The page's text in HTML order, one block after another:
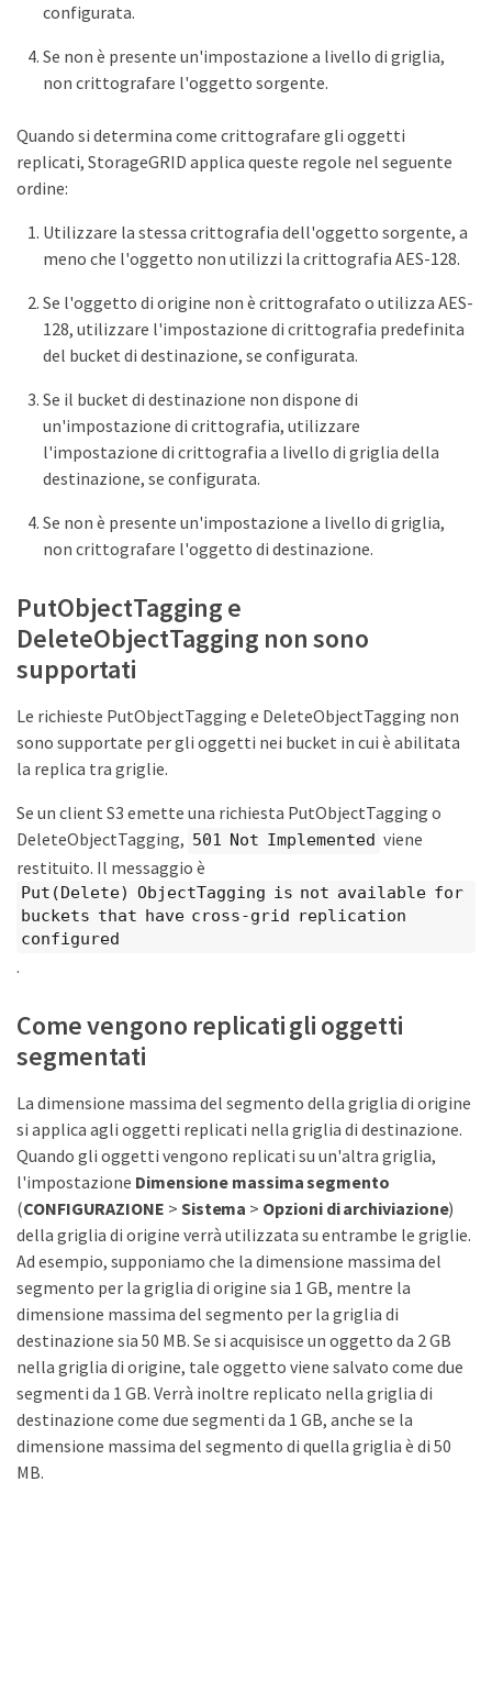
configurata.
Se non è presente un'impostazione a livello di griglia,
non crittografare l'oggetto sorgente.
Quando si determina come crittografare gli oggetti
replicati, StorageGRID applica queste regole nel seguente
ordine:
Utilizzare la stessa crittografia dell'oggetto sorgente, a
meno che l'oggetto non utilizzi la crittografia AES-128.
Se l'oggetto di origine non è crittografato o utilizza AES-
128, utilizzare l'impostazione di crittografia predefinita
del bucket di destinazione, se configurata.
Se il bucket di destinazione non dispone di
un'impostazione di crittografia, utilizzare
l'impostazione di crittografia a livello di griglia della
destinazione, se configurata.
Se non è presente un'impostazione a livello di griglia,
non crittografare l'oggetto di destinazione.
PutObjectTagging e
DeleteObjectTagging non sono
supportati
Le richieste PutObjectTagging e DeleteObjectTagging non
sono supportate per gli oggetti nei bucket in cui è abilitata
la replica tra griglie.
Se un client S3 emette una richiesta PutObjectTagging o
DeleteObjectTagging, 501 Not Implemented viene
restituito. Il messaggio è
Put(Delete) ObjectTagging is not available for
buckets that have cross-grid replication
configured
.
Come vengono replicati gli oggetti
segmentati
La dimensione massima del segmento della griglia di origine
si applica agli oggetti replicati nella griglia di destinazione.
Quando gli oggetti vengono replicati su un'altra griglia,
l'impostazione Dimensione massima segmento
(CONFIGURAZIONE > Sistema > Opzioni di archiviazione)
della griglia di origine verrà utilizzata su entrambe le griglie.
Ad esempio, supponiamo che la dimensione massima del
segmento per la griglia di origine sia 1 GB, mentre la
dimensione massima del segmento per la griglia di
destinazione sia 50 MB. Se si acquisisce un oggetto da 2 GB
nella griglia di origine, tale oggetto viene salvato come due
segmenti da 1 GB. Verrà inoltre replicato nella griglia di
destinazione come due segmenti da 1 GB, anche se la
dimensione massima del segmento di quella griglia è di 50
MB.